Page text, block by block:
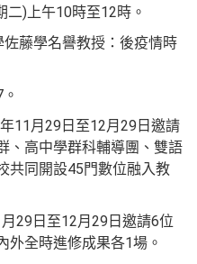
)上午10時至12時。
藤學名譽教授：後疫情時
11月29日至12月29日邀請
、高中學群科輔導團、雙語
共同開設45門數位融入教
29日至12月29日邀請6位
外全時進修成果各1場。